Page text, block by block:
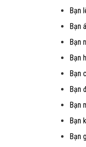
Bạn
Bạn
Bạn
Bạn
Bạn
Bạn
Bạn
Bạn
Bạn